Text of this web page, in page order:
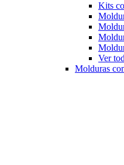
Kits
Ver
Molduras